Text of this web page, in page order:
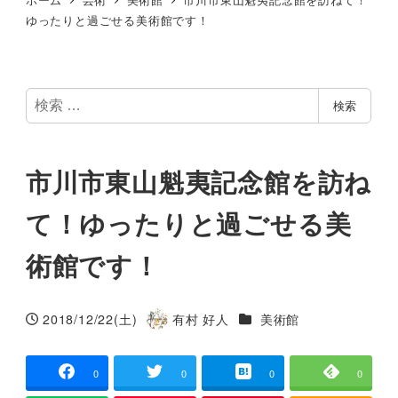
ゆったりと過ごせる美術館です！
検
索
検索
市川市東山魁夷記念館を訪ね
て！ゆったりと過ごせる美
術館です！
投稿日
2018/12/22(土)
著
有村 好人 カテゴリー
美術館
0 0 0 0